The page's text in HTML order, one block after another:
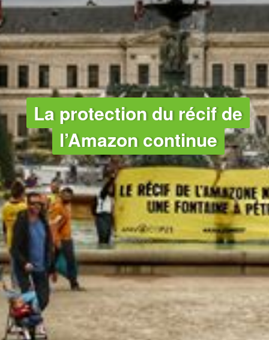
La protection du récif de
l’Amazon continue